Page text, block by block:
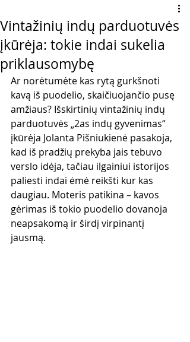
Vintažinių indų parduotuvės
įkūrėja: tokie indai sukelia
priklausomybę
Ar norėtumėte kas rytą gurkšnoti
kavą iš puodelio, skaičiuojančio pusę
amžiaus? Išskirtinių vintažinių indų
parduotuvės „2as indų gyvenimas“
įkūrėja Jolanta Pišniukienė pasakoja,
kad iš pradžių prekyba jais tebuvo
verslo idėja, tačiau ilgainiui istorijos
paliesti indai ėmė reikšti kur kas
daugiau. Moteris patikina – kavos
gėrimas iš tokio puodelio dovanoja
neapsakomą ir širdį virpinantį
jausmą.